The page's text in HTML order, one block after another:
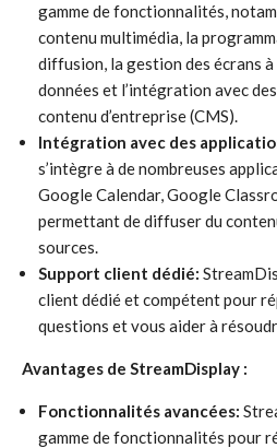
gamme de fonctionnalités,
contenu multimédia, la
diffusion, la gestion des écrans à
données et l’intégration avec
contenu d’entreprise (CMS).
Intégration avec des
s’intègre à de nombreuses
Google Calendar, Google
permettant de diffuser du
sources.
Support client dédié:
client dédié et compétent pour
questions et vous aider à
Avantages de StreamDisplay :
Fonctionnalités avancées:
gamme de fonctionnalités pour